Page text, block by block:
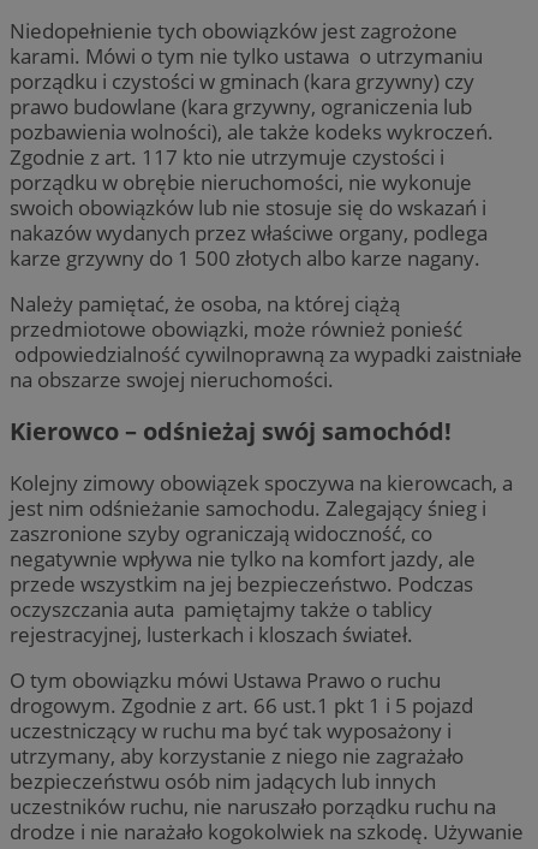
Niedopełnienie tych obowiązków jest zagrożone
karami. Mówi o tym nie tylko ustawa o utrzymaniu
porządku i czystości w gminach (kara grzywny) czy
prawo budowlane (kara grzywny, ograniczenia lub
pozbawienia wolności), ale także kodeks wykroczeń.
Zgodnie z art. 117 kto nie utrzymuje czystości i
porządku w obrębie nieruchomości, nie wykonuje
swoich obowiązków lub nie stosuje się do wskazań i
nakazów wydanych przez właściwe organy, podlega
karze grzywny do 1 500 złotych albo karze nagany.
Należy pamiętać, że osoba, na której ciążą
przedmiotowe obowiązki, może również ponieść
odpowiedzialność cywilnoprawną za wypadki zaistniałe
na obszarze swojej nieruchomości.
Kierowco – odśnieżaj swój samochód!
Kolejny zimowy obowiązek spoczywa na kierowcach, a
jest nim odśnieżanie samochodu. Zalegający śnieg i
zaszronione szyby ograniczają widoczność, co
negatywnie wpływa nie tylko na komfort jazdy, ale
przede wszystkim na jej bezpieczeństwo. Podczas
oczyszczania auta pamiętajmy także o tablicy
rejestracyjnej, lusterkach i kloszach świateł.
O tym obowiązku mówi Ustawa Prawo o ruchu
drogowym. Zgodnie z art. 66 ust.1 pkt 1 i 5 pojazd
uczestniczący w ruchu ma być tak wyposażony i
utrzymany, aby korzystanie z niego nie zagrażało
bezpieczeństwu osób nim jadących lub innych
uczestników ruchu, nie naruszało porządku ruchu na
drodze i nie narażało kogokolwiek na szkodę. Używanie